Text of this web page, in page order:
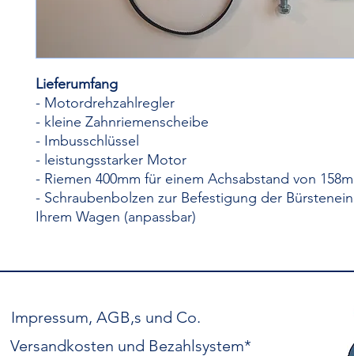
Lieferumfang
- Motordrehzahlregler
- kleine Zahnriemenscheibe
- Imbusschlüssel
- leistungsstarker Motor
- Riemen 400mm für einem Achsabstand von
- Schraubenbolzen zur Befestigung der
Ihrem Wagen (anpassbar)
Impressum, AGB,s und Co.
Versandkosten und Bezahlsystem*